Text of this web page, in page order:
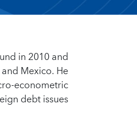
in 2010 and
Mexico. He
econometric
debt issues.